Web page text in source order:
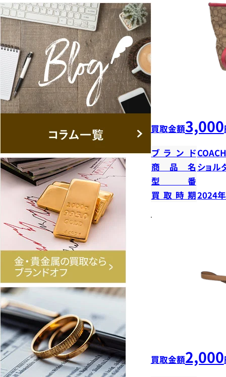
買取金額3,000
ブランドCOACH
商品名 ショル
型番
買取時期2024
買取金額2,000